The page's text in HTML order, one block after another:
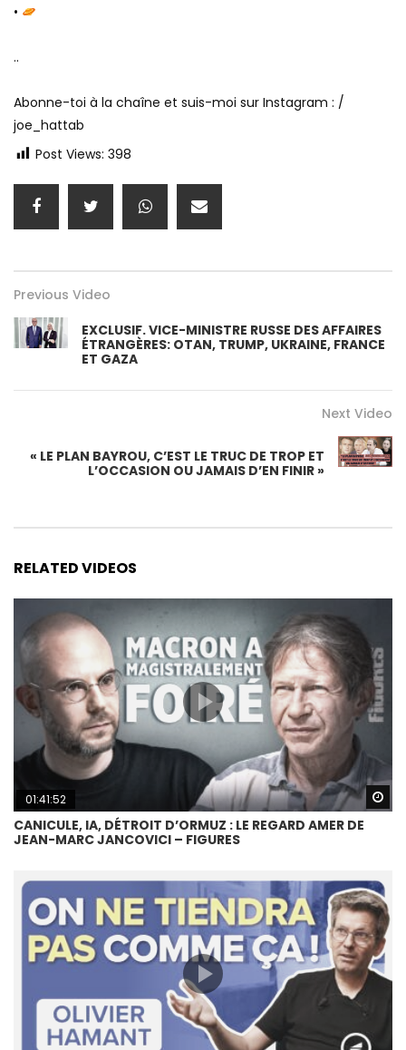
•
..
Abonne-toi à la chaîne et suis-moi sur Instagram : /
joe_hattab
Post Views: 398
Previous Video
EXCLUSIF. VICE-MINISTRE RUSSE DES AFFAIRES
ÉTRANGÈRES: OTAN, TRUMP, UKRAINE, FRANCE
ET GAZA
Next Video
« LE PLAN BAYROU, C’EST LE TRUC DE TROP ET
L’OCCASION OU JAMAIS D’EN FINIR »
RELATED VIDEOS
01:41:52
CANICULE, IA, DÉTROIT D’ORMUZ : LE REGARD AMER DE
JEAN-MARC JANCOVICI – FIGURES